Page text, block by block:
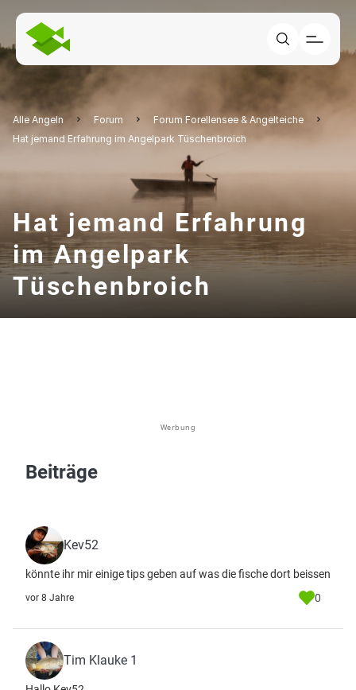
Alle Angeln Forum
Forum Forellensee & Angelteiche
Hat jemand Erfahrung im Angelpark Tüschenbroich
Hat jemand Erfahrung
im Angelpark
Tüschenbroich
Werbung
Beiträge
Kev52
könnte ihr mir einige tips geben auf was die fische dort beissen
vor 8 Jahre 0
Tim Klauke 1